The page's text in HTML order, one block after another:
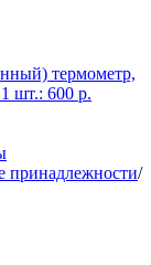
термометр,
шт.: 600 р.
принадлежности/